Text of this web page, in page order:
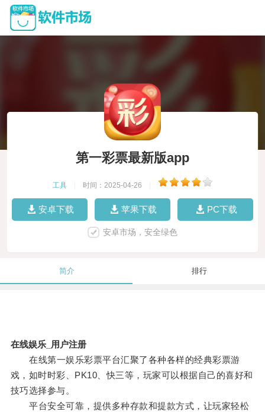
第一彩票最新版app
工具 时间：2025-04-26
安卓下载 苹果下载 PC下载
安卓市场，安全绿色
简介 排行
在线娱乐_用户注册
在线第一娱乐彩票平台汇聚了各种各样的经典彩票游
戏，如时时彩、PK10、快三等，玩家可以根据自己的喜好和
技巧选择参与。
平台安全可靠，提供多种存款和提款方式，让玩家轻松